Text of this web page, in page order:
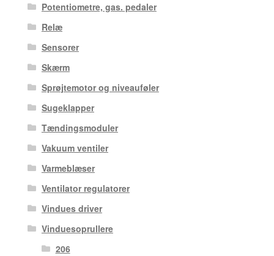
Potentiometre, gas. pedaler
Relæ
Sensorer
Skærm
Sprøjtemotor og niveauføler
Sugeklapper
Tændingsmoduler
Vakuum ventiler
Varmeblæser
Ventilator regulatorer
Vindues driver
Vinduesoprullere
206